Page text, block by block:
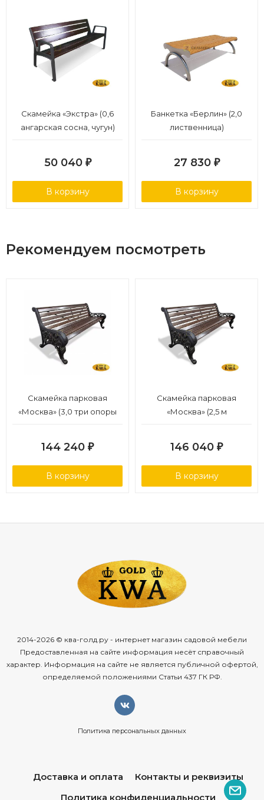
Скамейка «Экстра» (0,6
ангарская сосна, чугун)
50 040 ₽
В корзину
Банкетка «Берлин» (2,0
лиственница)
27 830 ₽
В корзину
Рекомендуем посмотреть
Скамейка парковая
«Москва» (3,0 три опоры
144 240 ₽
В корзину
Скамейка парковая
«Москва» (2,5 м
146 040 ₽
В корзину
2014-2026 © ква-голд.ру - интернет магазин садовой мебели
Предоставленная на сайте информация несёт справочный
характер. Информация на сайте не является публичной офертой,
определяемой положениями Статьи 437 ГК РФ.
Политика персональных данных
Доставка и оплата
Контакты и реквизиты
Политика конфиденциальности